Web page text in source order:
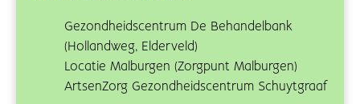
Gezondheidscentrum De Behandelbank
(Hollandweg, Elderveld)
Locatie Malburgen (Zorgpunt Malburgen)
ArtsenZorg Gezondheidscentrum Schuytgraaf